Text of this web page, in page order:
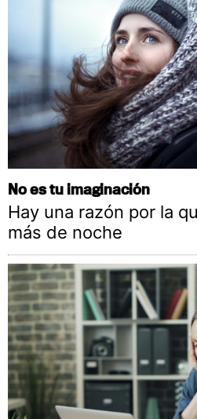
No es tu imaginación
Hay una razón por la
más de noche